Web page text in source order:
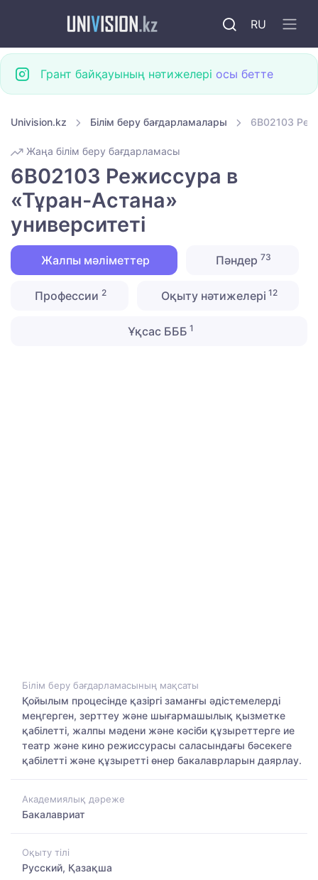
RU
Грант байқауының нәтижелері осы бетте
Univision.kz Білім беру бағдарламалары 6B02103
Жаңа білім беру бағдарламасы
6B02103 Режиссура в
«Тұран-Астана»
университеті
Жалпы мәліметтер Пәндер 73
Профессии2 Оқыту нәтижелері 12
Ұқсас БББ 1
Білім беру бағдарламасының мақсаты
Қойылым процесінде қазіргі заманғы әдістемелерді
меңгерген, зерттеу және шығармашылық қызметке
қабілетті, жалпы мәдени және кәсіби құзыреттерге ие
театр және кино режиссурасы саласындағы бәсекеге
қабілетті және құзыретті өнер бакалаврларын даярлау.
Академиялық дәреже
Бакалавриат
Оқыту тілі
Русский, Қазақша